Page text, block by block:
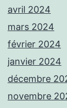
avril 2024
mars 2024
février 2024
janvier 2024
décembre
novembre